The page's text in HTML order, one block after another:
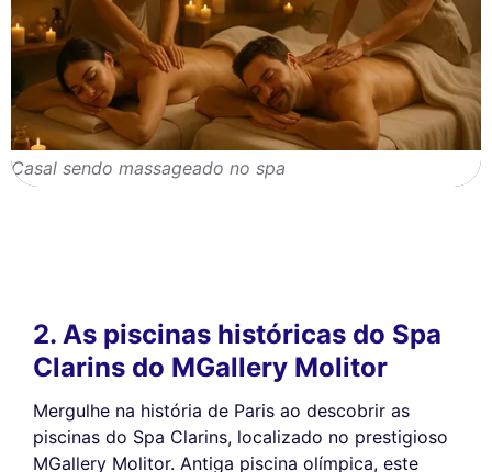
Casal sendo massageado no spa
2. As piscinas históricas do Spa
Clarins do MGallery Molitor
Mergulhe na história de Paris ao descobrir as
piscinas do Spa Clarins, localizado no prestigioso
MGallery Molitor. Antiga piscina olímpica, este